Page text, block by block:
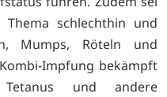
schlechthin und
Mumps, Röteln und
Impfung bekämpft
und andere